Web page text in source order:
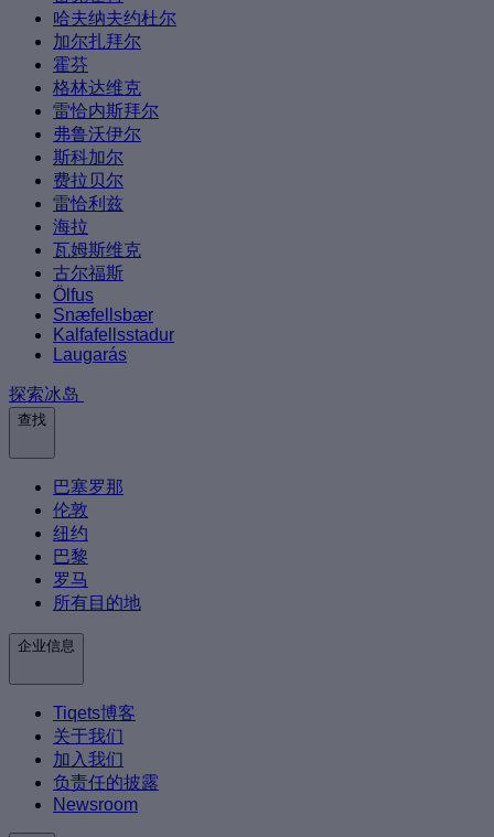
哈夫纳夫约杜尔
加尔扎拜尔
霍芬
格林达维克
雷恰内斯拜尔
弗鲁沃伊尔
斯科加尔
费拉贝尔
雷恰利兹
海拉
瓦姆斯维克
古尔福斯
Ölfus
Snæfellsbær
Kalfafellsstadur
Laugarás
探索冰岛
查找
巴塞罗那
伦敦
纽约
巴黎
罗马
所有目的地
企业信息
Tiqets博客
关于我们
加入我们
负责任的披露
Newsroom